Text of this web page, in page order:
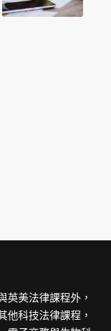
英美法律課程外，
他科技法律課程，